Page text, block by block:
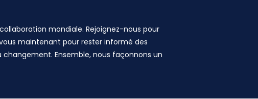
mondiale. Rejoignez-nous pour
maintenant pour rester informé des
Ensemble, nous façonnons un